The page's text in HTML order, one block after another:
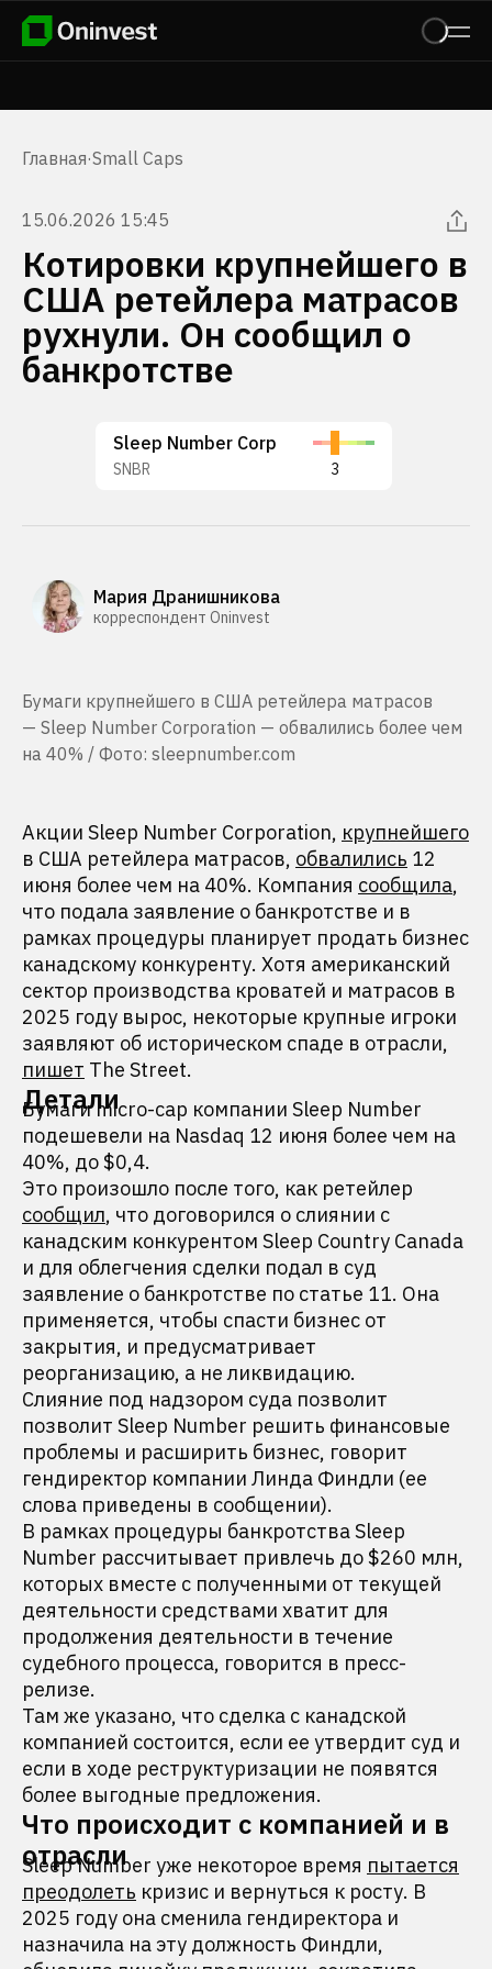
Главная·Small Caps
15.06.2026 15:45
Котировки крупнейшего в
США ретейлера матрасов
рухнули. Он сообщил о
банкротстве
Sleep Number Corp
SNBR 3
Мария Дранишникова
корреспондент Oninvest
Бумаги крупнейшего в США ретейлера матрасов
— Sleep Number Corporation — обвалились более чем
на 40% / Фото: sleepnumber.com
Акции Sleep Number Corporation, крупнейшего
в США ретейлера матрасов, обвалились 12
июня более чем на 40%. Компания сообщила,
что подала заявление о банкротстве и в
рамках процедуры планирует продать бизнес
канадскому конкуренту. Хотя американский
сектор производства кроватей и матрасов в
2025 году вырос, некоторые крупные игроки
заявляют об историческом спаде в отрасли,
пишет The Street.
Детали
Бумаги micro-cap компании Sleep Number
подешевели на Nasdaq 12 июня более чем на
40%, до $0,4.
Это произошло после того, как ретейлер
сообщил, что договорился о слиянии с
канадским конкурентом Sleep Country Canada
и для облегчения сделки подал в суд
заявление о банкротстве по статье 11. Она
применяется, чтобы спасти бизнес от
закрытия, и предусматривает
реорганизацию, а не ликвидацию.
Слияние под надзором суда позволит
позволит Sleep Number решить финансовые
проблемы и расширить бизнес, говорит
гендиректор компании Линда Финдли (ее
слова приведены в сообщении).
В рамках процедуры банкротства Sleep
Number рассчитывает привлечь до $260 млн,
которых вместе с полученными от текущей
деятельности средствами хватит для
продолжения деятельности в течение
судебного процесса, говорится в пресс-
релизе.
Там же указано, что сделка с канадской
компанией состоится, если ее утвердит суд и
если в ходе реструктуризации не появятся
более выгодные предложения.
Что происходит с компанией и в
отрасли
Sleep Number уже некоторое время пытается
преодолеть кризис и вернуться к росту. В
2025 году она сменила гендиректора и
назначила на эту должность Финдли,